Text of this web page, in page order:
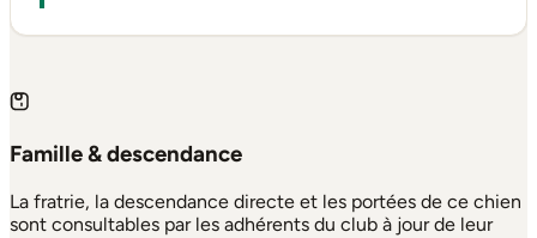
Famille & descendance
La fratrie, la descendance directe et les portées de ce chien
sont consultables par les adhérents du club à jour de leur